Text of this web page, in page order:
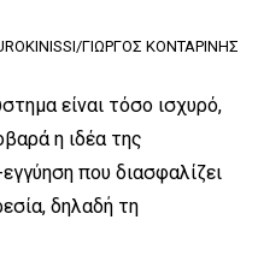
ΓΙΩΡΓΟΣ ΚΟΝΤΑΡΙΝΗΣ
είναι τόσο ισχυρό,
η ιδέα της
που διασφαλίζει
δηλαδή τη